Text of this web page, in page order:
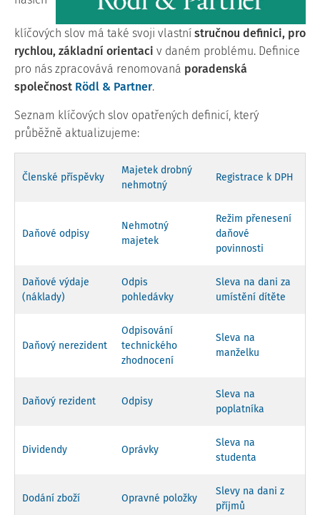
klíčových slov má také svoji vlastní stručnou definici, pro
rychlou, základní orientaci v daném problému. Definice
pro nás zpracovává renomovaná poradenská
společnost Rödl & Partner.
Seznam klíčových slov opatřených definicí, který
průběžně aktualizujeme:
Členské příspěvky
Majetek drobný
nehmotný
Registrace k DPH
Daňové odpisy
Nehmotný
majetek
Režim přenesení
daňové
povinnosti
Daňové výdaje
(náklady)
Odpis
pohledávky
Sleva na dani za
umístění dítěte
Daňový nerezident
Odpisování
technického
zhodnocení
Sleva na
manželku
Daňový rezident Odpisy
Sleva na
poplatníka
Dividendy Oprávky
Sleva na
studenta
Dodání zboží Opravné položky
Slevy na dani z
příjmů